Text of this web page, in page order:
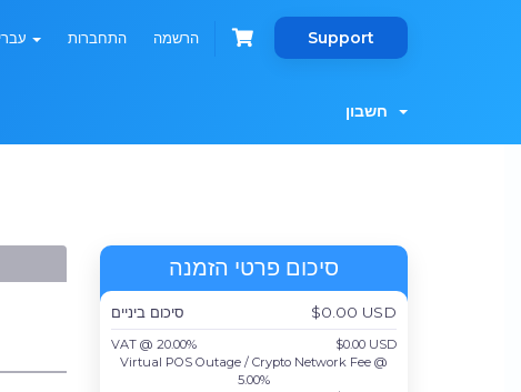
התחברות הרשמה Support
סיכום פרטי הזמנה
סיכום ביניים $0.00 USD
VAT @ 20.00%
$0.00 USD
Virtual POS Outage / Crypto Network Fee @
5.00%